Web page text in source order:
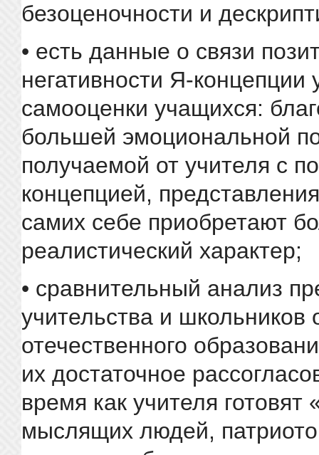
безоценочности и
• есть данные о связи
негативности Я-концепции
самооценки учащихся:
большей эмоциональной
получаемой от учителя с
концепцией,
самих себе приобретают
реалистический характер;
• сравнительный анализ
учительства и школьников
отечественного
их достаточное
время как учителя готовят
мыслящих людей,